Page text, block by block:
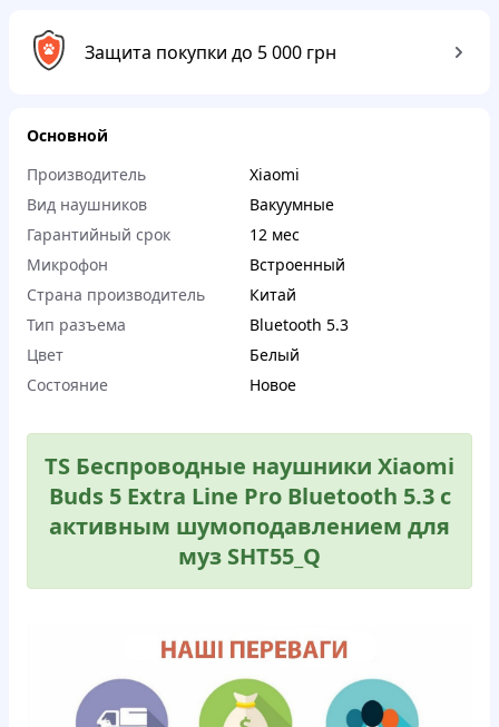
Защита покупки до 5 000 грн
Основной
Производитель
Xiaomi
Вид наушников
Вакуумные
Гарантийный срок
12 мес
Микрофон
Встроенный
Страна производитель
Китай
Тип разъема
Bluetooth 5.3
Цвет
Белый
Состояние
Новое
TS Беспроводные наушники Xiaomi
Buds 5 Extra Line Pro Bluetooth 5.3 с
активным шумоподавлением для
муз SHT55_Q